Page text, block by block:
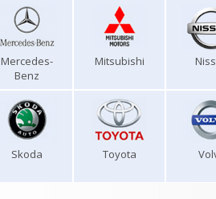
Mercedes-
Benz
Mitsubishi
Skoda Toyota